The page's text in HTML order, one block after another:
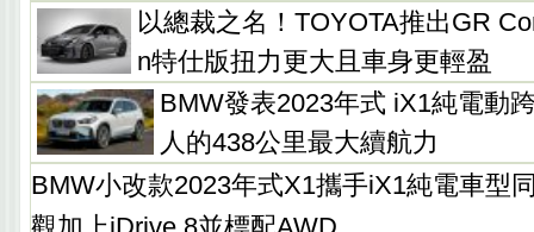
以總裁之名！TOYOTA推出GR
n特仕版扭力更大且車身更輕盈
BMW發表2023年式 iX1純電動
人的438公里最大續航力
BMW小改款2023年式X1攜手iX1純電車型